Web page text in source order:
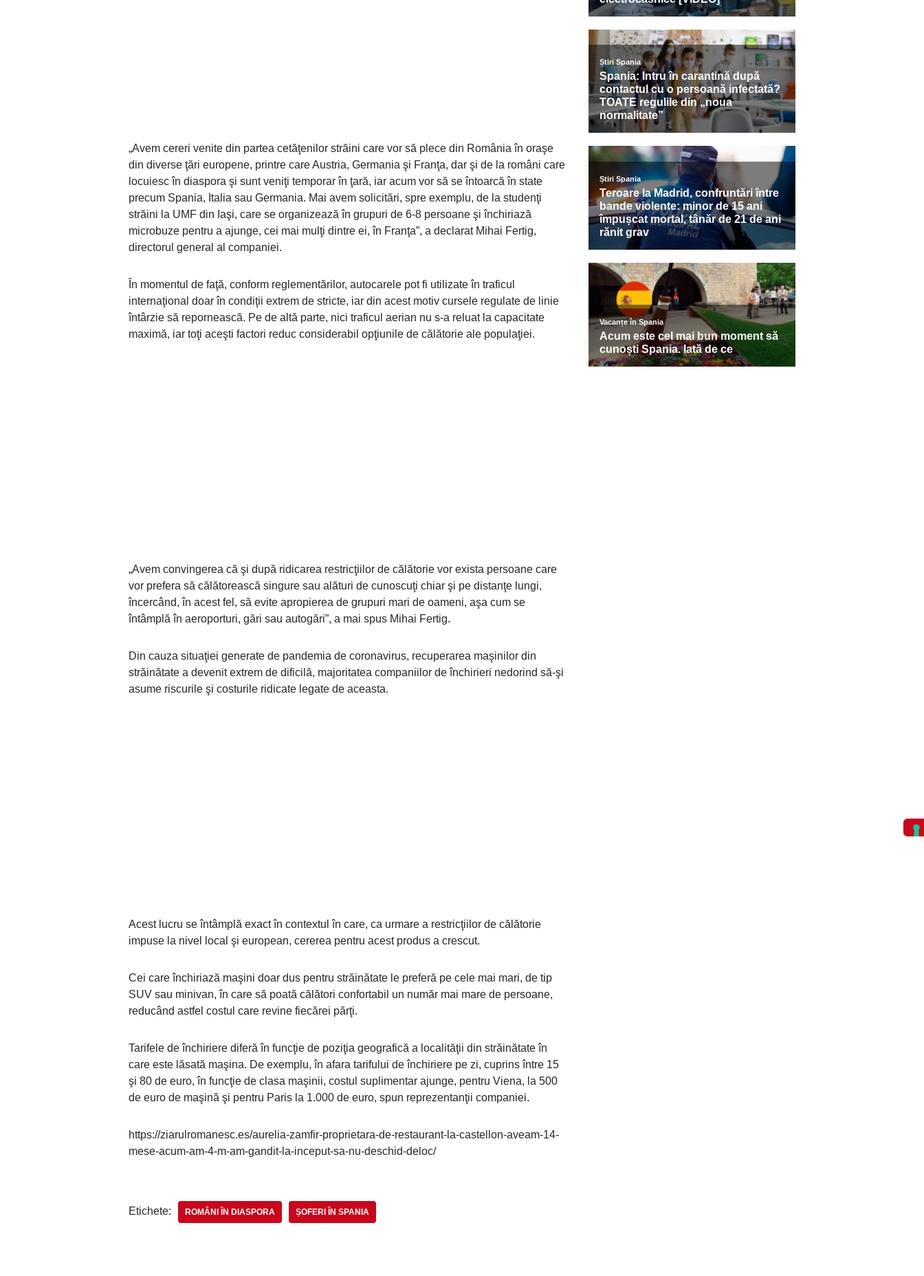
„Avem cereri venite din partea cetăţenilor străini care vor să plece din România în oraşe
din diverse ţări europene, printre care Austria, Germania şi Franţa, dar şi de la români care
locuiesc în diaspora şi sunt veniţi temporar în ţară, iar acum vor să se întoarcă în state
precum Spania, Italia sau Germania. Mai avem solicitări, spre exemplu, de la studenţi
străini la UMF din Iaşi, care se organizează în grupuri de 6-8 persoane şi închiriază
microbuze pentru a ajunge, cei mai mulţi dintre ei, în Franţa”, a declarat Mihai Fertig,
directorul general al companiei.
În momentul de faţă, conform reglementărilor, autocarele pot fi utilizate în traficul
internaţional doar în condiţii extrem de stricte, iar din acest motiv cursele regulate de linie
întârzie să repornească. Pe de altă parte, nici traficul aerian nu s-a reluat la capacitate
maximă, iar toţi aceşti factori reduc considerabil opţiunile de călătorie ale populaţiei.
„Avem convingerea că şi după ridicarea restricţiilor de călătorie vor exista persoane care
vor prefera să călătorească singure sau alături de cunoscuţi chiar şi pe distanţe lungi,
încercând, în acest fel, să evite apropierea de grupuri mari de oameni, aşa cum se
întâmplă în aeroporturi, gări sau autogări”, a mai spus Mihai Fertig.
Din cauza situaţiei generate de pandemia de coronavirus, recuperarea maşinilor din
străinătate a devenit extrem de dificilă, majoritatea companiilor de închirieri nedorind să-şi
asume riscurile şi costurile ridicate legate de aceasta.
Acest lucru se întâmplă exact în contextul în care, ca urmare a restricţiilor de călătorie
impuse la nivel local şi european, cererea pentru acest produs a crescut.
Cei care închiriază maşini doar dus pentru străinătate le preferă pe cele mai mari, de tip
SUV sau minivan, în care să poată călători confortabil un număr mai mare de persoane,
reducând astfel costul care revine fiecărei părţi.
Tarifele de închiriere diferă în funcţie de poziţia geografică a localităţii din străinătate în
care este lăsată maşina. De exemplu, în afara tarifului de închiriere pe zi, cuprins între 15
şi 80 de euro, în funcţie de clasa maşinii, costul suplimentar ajunge, pentru Viena, la 500
de euro de maşină şi pentru Paris la 1.000 de euro, spun reprezentanţii companiei.
https://ziarulromanesc.es/aurelia-zamfir-proprietara-de-restaurant-la-castellon-aveam-14-
mese-acum-am-4-m-am-gandit-la-inceput-sa-nu-deschid-deloc/
Etichete: ROMÂNI ÎN DIASPORA ȘOFERI ÎN SPANIA